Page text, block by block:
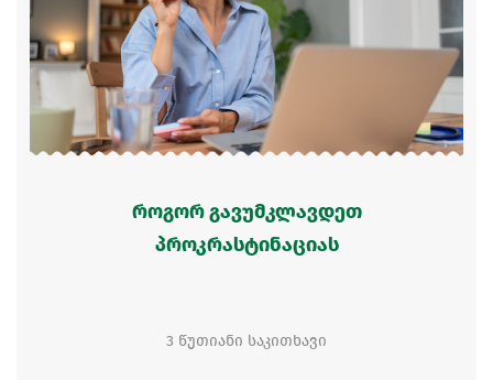
როგორ გავუმკლავდეთ
პროკრასტინაციას
3 წუთიანი საკითხავი